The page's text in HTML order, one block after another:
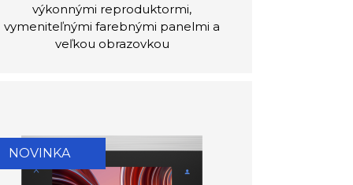
výkonnými reproduktormi,
vymeniteľnými farebnými panelmi a
veľkou obrazovkou
NOVINKA